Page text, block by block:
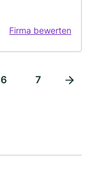
Firma bewerten
6 7